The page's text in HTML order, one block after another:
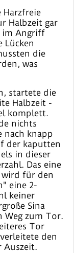
Harzfreie
Halbzeit gar
im Angriff
Lücken
die
was
startete die
Halbzeit -
komplett.
nichts
nach knapp
der kaputten
in dieser
Das eine
wird für den
eine 2-
keiner
Sina
Weg zum Tor.
Tor
den
Auszeit.